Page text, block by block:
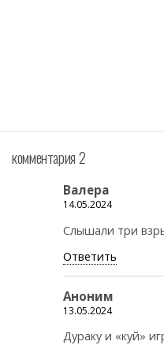
комментария 2
Валера
14.05.2024
Слышали три
Ответить
Аноним
13.05.2024
Дураку и «куй»